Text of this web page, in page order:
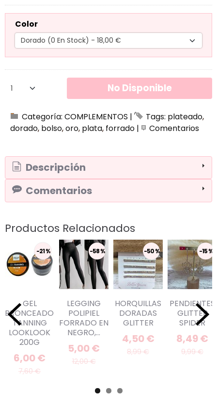
Color
No Disponible
Categoría: COMPLEMENTOS | Tags: plateado
dorado bolso oro plata forrado | Comentarios
Descripción
Comentarios
Productos Relacionados
-21 %
GEL
BRONCEADOR
TANNING
LOOKLOOK
200G
6,00 €
7,60 €
-58 %
LEGGING
POLIPIEL
FORRADO EN
NEGRO,...
5,00 €
12,00 €
-50 %
HORQUILLAS
DORADAS
GLITTER
4,50 €
8,99 €
-15 %
PENDIENTES
GLITTER
SPIDER
8,49 €
9,99 €